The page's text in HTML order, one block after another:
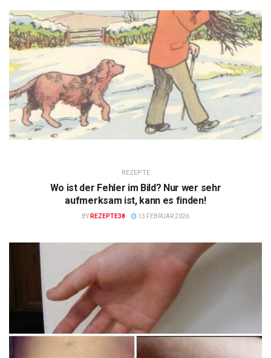
REZEPTE
Wo ist der Fehler im Bild? Nur wer sehr
aufmerksam ist, kann es finden!
BY REZEPTE38 13 FEBRUAR 2026